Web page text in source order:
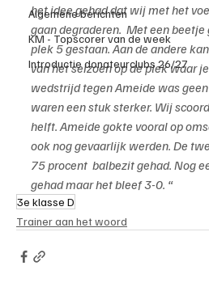
Algemene berichten
KM - Topscorer van de week
Introductie donateurclubs 26/27
het idee gehad dat wij met het
gaan degraderen.  Met een
plek 5 gestaan. Aan de andere
van het seizoen op de plek waar
wedstrijd tegen Ameide was
waren een stuk sterker. Wij
helft. Ameide gokte vooral op
ook nog gevaarlijk werden. De
75 procent  balbezit gehad. Nog
gehad maar het bleef 3-0. “
3e klasse D
Trainer aan het woord